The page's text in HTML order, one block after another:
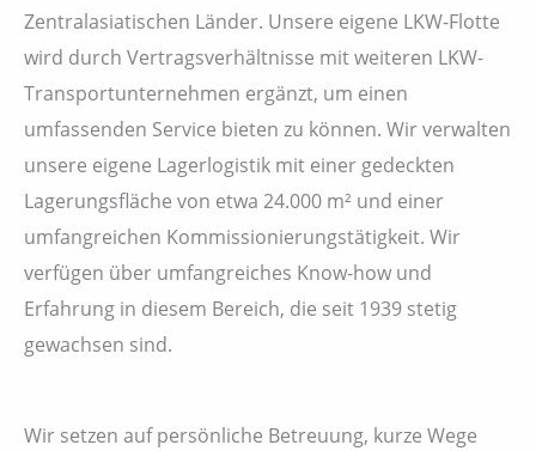
Zentralasiatischen Länder. Unsere eigene LKW-Flotte
wird durch Vertragsverhältnisse mit weiteren LKW-
Transportunternehmen ergänzt, um einen
umfassenden Service bieten zu können. Wir verwalten
unsere eigene Lagerlogistik mit einer gedeckten
Lagerungsfläche von etwa 24.000 m² und einer
umfangreichen Kommissionierungstätigkeit. Wir
verfügen über umfangreiches Know-how und
Erfahrung in diesem Bereich, die seit 1939 stetig
gewachsen sind.
Wir setzen auf persönliche Betreuung, kurze Wege